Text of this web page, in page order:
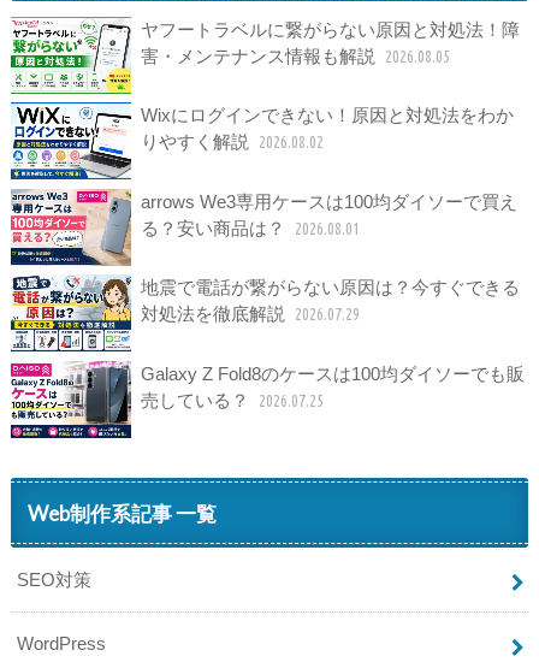
ヤフートラベルに繋がらない原因と対処法！障
害・メンテナンス情報も解説
2026.08.05
Wixにログインできない！原因と対処法をわか
りやすく解説
2026.08.02
arrows We3専用ケースは100均ダイソーで買え
る？安い商品は？
2026.08.01
地震で電話が繋がらない原因は？今すぐできる
対処法を徹底解説
2026.07.29
Galaxy Z Fold8のケースは100均ダイソーでも販
売している？
2026.07.25
Web制作系記事 一覧
SEO対策
WordPress